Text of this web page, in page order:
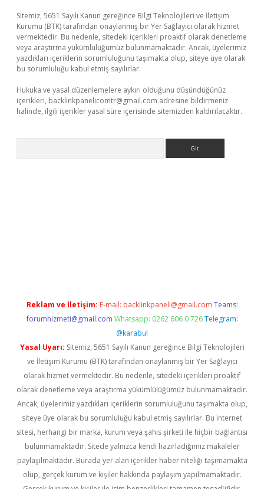
Sitemiz, 5651 Sayılı Kanun gereğince Bilgi Teknolojileri ve İletişim
Kurumu (BTK) tarafından onaylanmış bir Yer Sağlayıcı olarak hizmet
vermektedir. Bu nedenle, sitedeki içerikleri proaktif olarak denetleme
veya araştırma yükümlülüğümüz bulunmamaktadır. Ancak, üyelerimiz
yazdıkları içeriklerin sorumluluğunu taşımakta olup, siteye üye olarak
bu sorumluluğu kabul etmiş sayılırlar.
Hukuka ve yasal düzenlemelere aykırı olduğunu düşündüğünüz
içerikleri, backlinkpanelicomtr@gmail.com adresine bildirmeniz
halinde, ilgili içerikler yasal süre içerisinde sitemizden kaldırılacaktır.
Reklam ve İletişim: E-mail: backlinkpaneli@gmail.com Teams:
forumhizmeti@gmail.com Whatsapp: 0262 606 0 726 Telegram:
@karabul
Yasal Uyarı: Sitemiz, 5651 Sayılı Kanun gereğince Bilgi Teknolojileri
ve İletişim Kurumu (BTK) tarafından onaylanmış bir Yer Sağlayıcı
olarak hizmet vermektedir. Bu nedenle, sitedeki içerikleri proaktif
olarak denetleme veya araştırma yükümlülüğümüz bulunmamaktadır.
Ancak, üyelerimiz yazdıkları içeriklerin sorumluluğunu taşımakta olup,
siteye üye olarak bu sorumluluğu kabul etmiş sayılırlar. Bu internet
sitesi, herhangi bir marka, kurum veya şahıs şirketi ile hiçbir bağlantısı
bulunmamaktadır. Sitede yalnızca kendi hazırladığımız makaleler
paylaşılmaktadır. Burada yer alan içerikler haber niteliği taşımamakta
olup, gerçek kurum ve kişiler hakkında paylaşım yapılmamaktadır.